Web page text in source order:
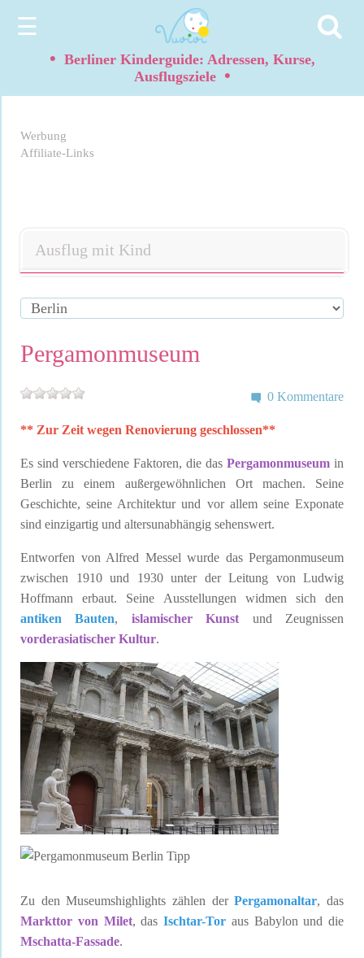
☰
• Berliner Kinderguide: Adressen, Kurse,
Ausflugsziele •
Werbung
Affiliate-Links
Ausflug mit Kind
Pergamonmuseum
0 Kommentare
** Zur Zeit wegen Renovierung geschlossen**
Es sind verschiedene Faktoren, die das Pergamonmuseum in
Berlin zu einem außergewöhnlichen Ort machen. Seine
Geschichte, seine Architektur und vor allem seine Exponate
sind einzigartig und altersunabhängig sehenswert.
Entworfen von Alfred Messel wurde das Pergamonmuseum
zwischen 1910 und 1930 unter der Leitung von Ludwig
Hoffmann erbaut. Seine Ausstellungen widmen sich den
antiken Bauten, islamischer Kunst und Zeugnissen
vorderasiatischer Kultur.
Zu den Museumshighlights zählen derPergamonaltar, das
Markttor von Milet, das Ischtar-Tor aus Babylon und die
Mschatta-Fassade.